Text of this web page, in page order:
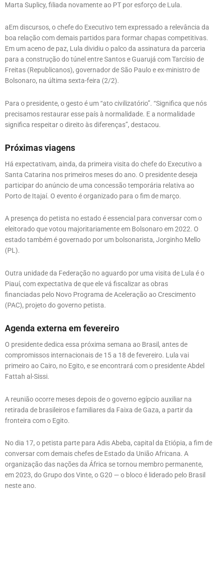
Marta Suplicy, filiada novamente ao PT por esforço de Lula.
aEm discursos, o chefe do Executivo tem expressado a relevância da
boa relação com demais partidos para formar chapas competitivas.
Em um aceno de paz, Lula dividiu o palco da assinatura da parceria
para a construção do túnel entre Santos e Guarujá com Tarcísio de
Freitas (Republicanos), governador de São Paulo e ex-ministro de
Bolsonaro, na última sexta-feira (2/2).
Para o presidente, o gesto é um “ato civilizatório”. “Significa que nós
precisamos restaurar esse país à normalidade. E a normalidade
significa respeitar o direito às diferenças”, destacou.
Próximas viagens
Há expectativam, ainda, da primeira visita do chefe do Executivo a
Santa Catarina nos primeiros meses do ano. O presidente deseja
participar do anúncio de uma concessão temporária relativa ao
Porto de Itajaí. O evento é organizado para o fim de março.
A presença do petista no estado é essencial para conversar com o
eleitorado que votou majoritariamente em Bolsonaro em 2022. O
estado também é governado por um bolsonarista, Jorginho Mello
(PL).
Outra unidade da Federação no aguardo por uma visita de Lula é o
Piauí, com expectativa de que ele vá fiscalizar as obras
financiadas pelo Novo Programa de Aceleração ao Crescimento
(PAC), projeto do governo petista.
Agenda externa em fevereiro
O presidente dedica essa próxima semana ao Brasil, antes de
compromissos internacionais de 15 a 18 de fevereiro. Lula vai
primeiro ao Cairo, no Egito, e se encontrará com o presidente Abdel
Fattah al-Sissi.
A reunião ocorre meses depois de o governo egípcio auxiliar na
retirada de brasileiros e familiares da Faixa de Gaza, a partir da
fronteira com o Egito.
No dia 17, o petista parte para Adis Abeba, capital da Etiópia, a fim de
conversar com demais chefes de Estado da União Africana. A
organização das nações da África se tornou membro permanente,
em 2023, do Grupo dos Vinte, o G20 — o bloco é liderado pelo Brasil
neste ano.